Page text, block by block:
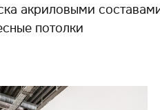
акриловыми
потолки